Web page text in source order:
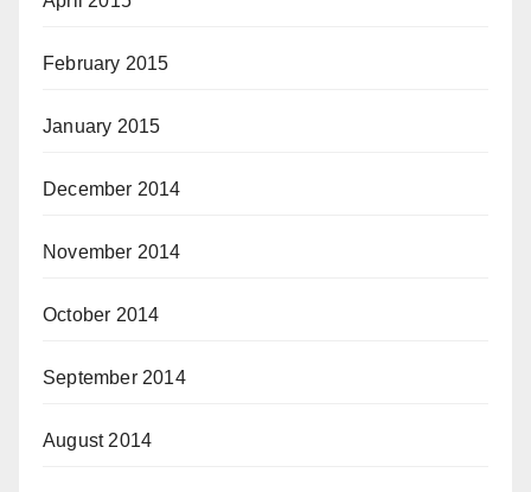
February 2015
January 2015
December 2014
November 2014
October 2014
September 2014
August 2014